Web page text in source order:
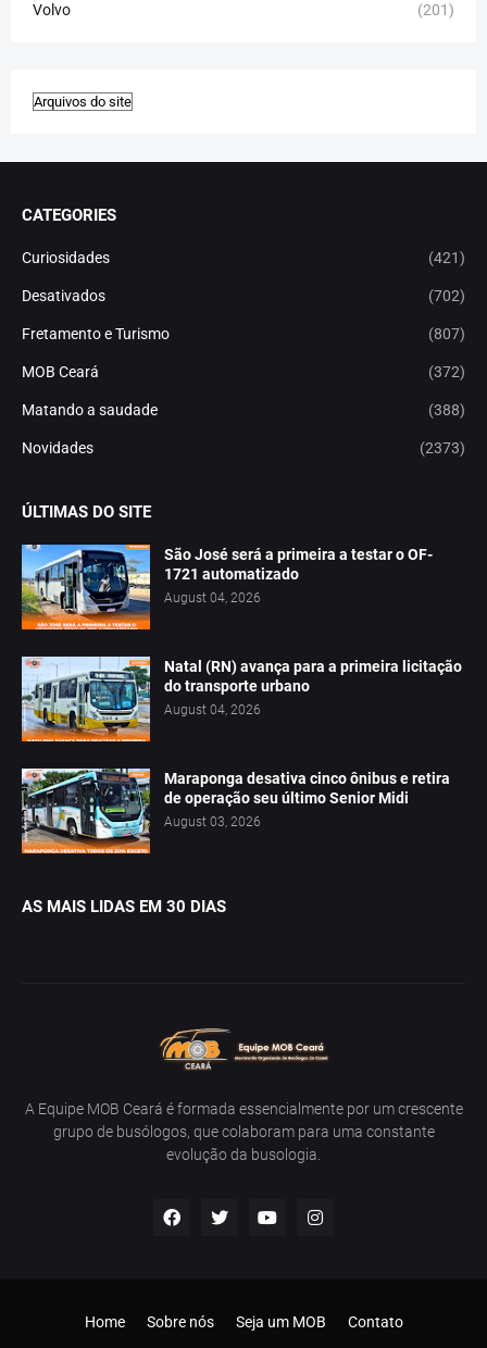
Volvo (201)
CATEGORIES
Curiosidades (421)
Desativados (702)
Fretamento e Turismo (807)
MOB Ceará (372)
Matando a saudade (388)
Novidades (2373)
ÚLTIMAS DO SITE
São José será a primeira a testar o OF-
1721 automatizado
August 04, 2026
Natal (RN) avança para a primeira licitação
do transporte urbano
August 04, 2026
Maraponga desativa cinco ônibus e retira
de operação seu último Senior Midi
August 03, 2026
AS MAIS LIDAS EM 30 DIAS
A Equipe MOB Ceará é formada essencialmente por um crescente
grupo de busólogos, que colaboram para uma constante
evolução da busologia.
Home Sobre nós Seja um MOB Contato